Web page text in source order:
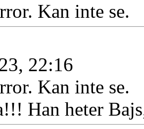
Kan inte se.
22:16
Kan inte se.
Han heter